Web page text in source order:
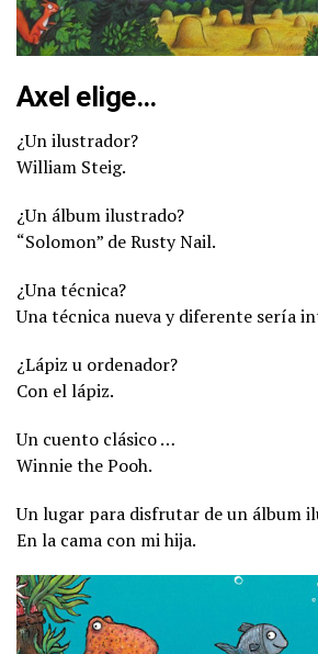
Axel elige…
¿Un ilustrador?
William Steig.
¿Un álbum ilustrado?
“Solomon” de Rusty Nail.
¿Una técnica?
Una técnica nueva y diferente sería
¿Lápiz u ordenador?
Con el lápiz.
Un cuento clásico …
Winnie the Pooh.
Un lugar para disfrutar de un álbum
En la cama con mi hija.